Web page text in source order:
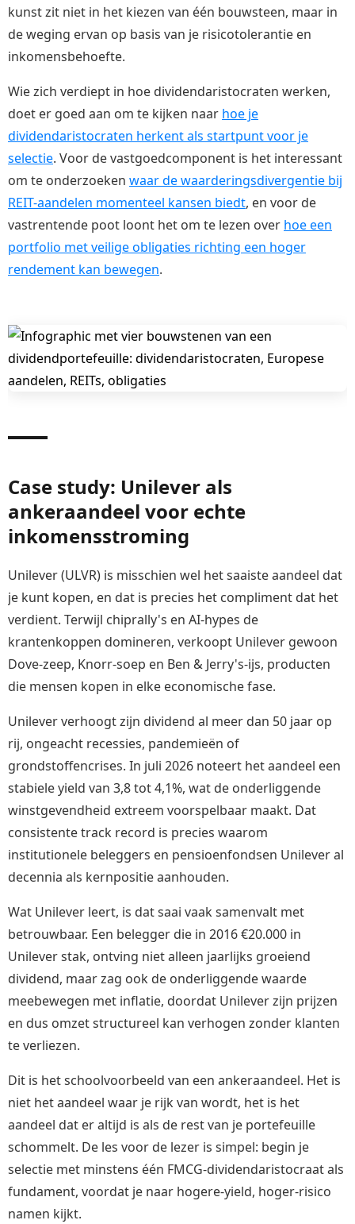
kunst zit niet in het kiezen van één bouwsteen, maar in
de weging ervan op basis van je risicotolerantie en
inkomensbehoefte.
Wie zich verdiept in hoe dividendaristocraten werken,
doet er goed aan om te kijken naar hoe je
dividendaristocraten herkent als startpunt voor je
selectie. Voor de vastgoedcomponent is het interessant
om te onderzoeken waar de waarderingsdivergentie bij
REIT-aandelen momenteel kansen biedt, en voor de
vastrentende poot loont het om te lezen over hoe een
portfolio met veilige obligaties richting een hoger
rendement kan bewegen.
Case study: Unilever als
ankeraandeel voor echte
inkomensstroming
Unilever (ULVR) is misschien wel het saaiste aandeel dat
je kunt kopen, en dat is precies het compliment dat het
verdient. Terwijl chiprally's en AI-hypes de
krantenkoppen domineren, verkoopt Unilever gewoon
Dove-zeep, Knorr-soep en Ben & Jerry's-ijs, producten
die mensen kopen in elke economische fase.
Unilever verhoogt zijn dividend al meer dan 50 jaar op
rij, ongeacht recessies, pandemieën of
grondstoffencrises. In juli 2026 noteert het aandeel een
stabiele yield van 3,8 tot 4,1%, wat de onderliggende
winstgevendheid extreem voorspelbaar maakt. Dat
consistente track record is precies waarom
institutionele beleggers en pensioenfondsen Unilever al
decennia als kernpositie aanhouden.
Wat Unilever leert, is dat saai vaak samenvalt met
betrouwbaar. Een belegger die in 2016 €20.000 in
Unilever stak, ontving niet alleen jaarlijks groeiend
dividend, maar zag ook de onderliggende waarde
meebewegen met inflatie, doordat Unilever zijn prijzen
en dus omzet structureel kan verhogen zonder klanten
te verliezen.
Dit is het schoolvoorbeeld van een ankeraandeel. Het is
niet het aandeel waar je rijk van wordt, het is het
aandeel dat er altijd is als de rest van je portefeuille
schommelt. De les voor de lezer is simpel: begin je
selectie met minstens één FMCG-dividendaristocraat als
fundament, voordat je naar hogere-yield, hoger-risico
namen kijkt.